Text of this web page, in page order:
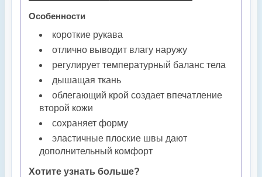
Особенности
короткие рукава
отлично выводит влагу наружу
регулирует температурный баланс тела
дышащая ткань
облегающий крой создает впечатление
второй кожи
сохраняет форму
эластичные плоские швы дают
дополнительный комфорт
Хотите узнать больше?